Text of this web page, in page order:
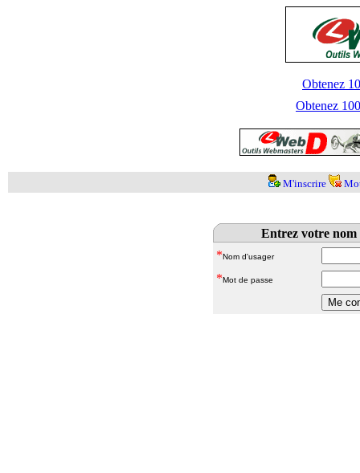
Obtenez
Obtenez
M'inscrire
Entrez votre nom
*Nom d'usager
*Mot de passe